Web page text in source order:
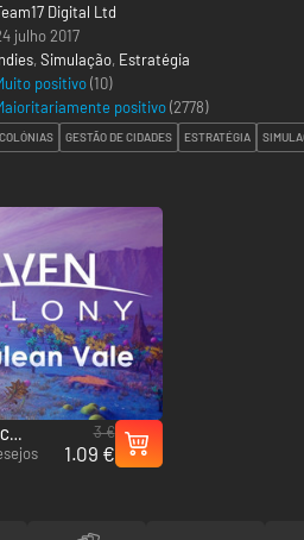
Digital Ltd
julho 2017
, Simulação, Estratégia
positivo(10)
positivo(2778)
GESTÃO DE CIDADES ESTRATÉGIA
3 €
1.09 €